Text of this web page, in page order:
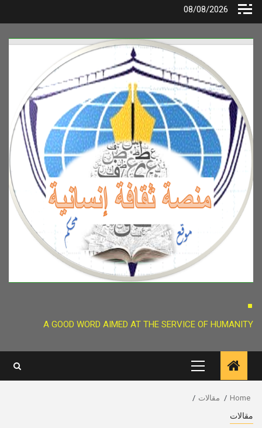
Skip
08/08/2026
.
A GOOD WORD AIMED AT THE SERVICE OF HUMANITY
Primary
Menu
Home مقالات
مقالات